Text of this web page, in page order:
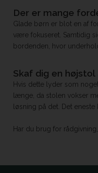
Der er mange
Glade børn er blot en af
være fokuseret. Samtidig
bordenden, hvor
Skaf dig en
Hvis dette lyder som
længe, da stolen vokser
løsning på det. Det
Har du brug for